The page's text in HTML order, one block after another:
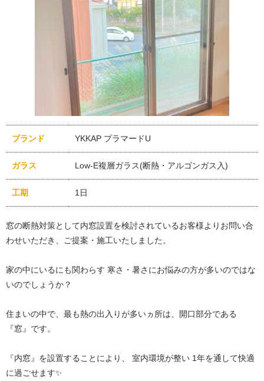
ブランド YKKAP プラマードU
ガラス Low-E複層ガラス(断熱・アルゴンガス入)
工期 1日
窓の断熱対策として内窓設置を検討されているお客様よりお問い合
わせいただき、ご提案・施工いたしました。
家の中にいるにも関わらす 寒さ・暑さにお悩みの方が多いのではな
いのでしょうか？
住まいの中で、最も熱の出入りが多いヵ所は、開口部分である
『窓』です。
『内窓』を設置することにより、 室内環境が整い 1年を通して快適
に過ごせます✨